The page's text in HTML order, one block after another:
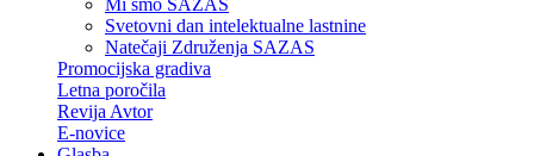
Mi smo SAZAS
Svetovni dan intelektualne lastnine
Natečaji Združenja SAZAS
Promocijska gradiva
Letna poročila
Revija Avtor
E-novice